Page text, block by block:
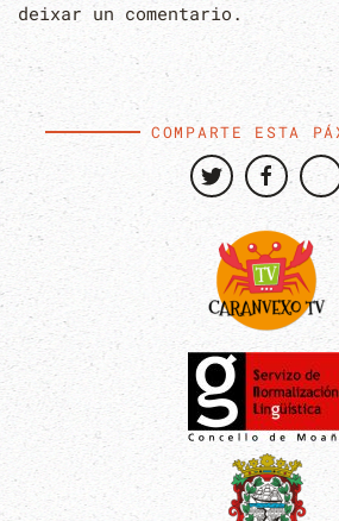
deixar un comentario.
COMPARTE ESTA